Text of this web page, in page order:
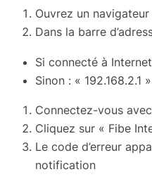
Ouvrez un
Dans la barre
Si connecté à
Sinon : « 192.168.2.1 »
Connectez-vous
Cliquez sur « Fibe
Le code d’erreur
notification